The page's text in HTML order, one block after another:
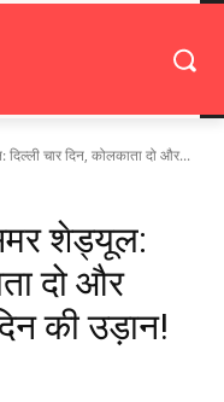
चार दिन, कोलकाता दो और...
शेड्यूल:
दो और
की उड़ान!